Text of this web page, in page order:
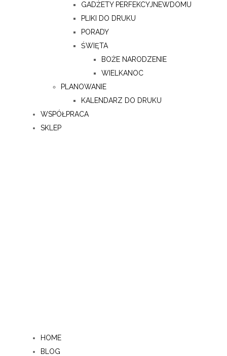
GADŻETY PERFEKCYJNEWDOMU
PLIKI DO DRUKU
PORADY
ŚWIĘTA
BOŻE NARODZENIE
WIELKANOC
PLANOWANIE
KALENDARZ DO DRUKU
WSPÓŁPRACA
SKLEP
HOME
BLOG